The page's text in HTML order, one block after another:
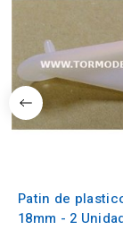
Patin de
18mm - 2